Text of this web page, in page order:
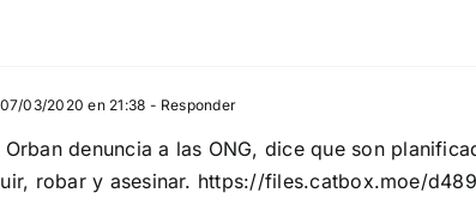
07/03/2020 en 21:38 - Responder
denuncia a las ONG, dice que son
robar y asesinar. https://files.catbox.moe/